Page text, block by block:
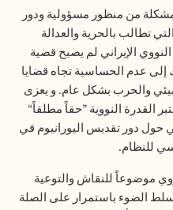
من منظور مسؤولية ودور
تطالب بالحرية والعدالة
الإيراني لم يصبح قضية
إلى عدم الحساسية تجاه قضايا
والحرب بشكل عام. و يعزى
القدرة النووية ”حقاً مطلقاً“
حول دور تقديس اليورانيوم في
للنظام.
موضوعاً للنقاش والتوعية
الضوء باستمرار على الصلة